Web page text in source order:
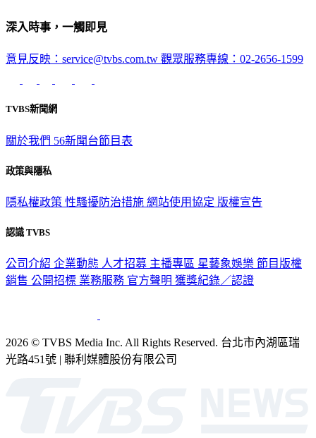
深入時事，一觸即見
意見反映：service@tvbs.com.tw 觀眾服務專線：02-2656-1599
TVBS新聞網
關於我們 56新聞台節目表
政策與隱私
隱私權政策 性騷擾防治措施 網站使用協定 版權宣告
認識 TVBS
公司介紹 企業動態 人才招募 主播專區 星藝象娛樂 節目版權
銷售 公開招標 業務服務 官方聲明 獲獎紀錄／認證
2026 © TVBS Media Inc. All Rights Reserved. 台北市內湖區瑞
光路451號 | 聯利媒體股份有限公司